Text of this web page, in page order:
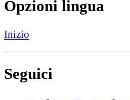
Opzioni lingua
Inizio
Seguici